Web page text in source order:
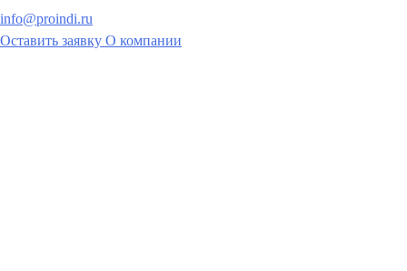
info@proindi.ru
Оставить заявку О компании